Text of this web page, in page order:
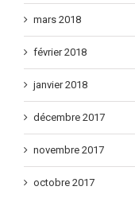
mars 2018
février 2018
janvier 2018
décembre 2017
novembre 2017
octobre 2017